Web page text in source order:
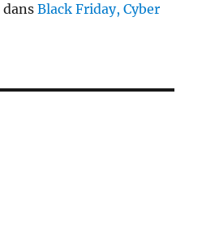
dansBlack Friday, Cyber